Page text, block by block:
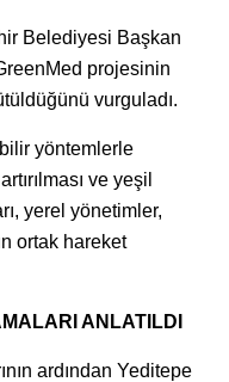
Belediyesi Başkan
projesinin
vurguladı.
yöntemlerle
ve yeşil
yerel yönetimler,
ortak hareket
ANLATILDI
ardından Yeditepe